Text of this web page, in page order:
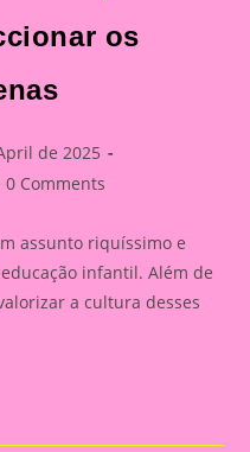
os
de 2025
0 Comments
assunto riquíssimo e
infantil. Além de
a cultura desses